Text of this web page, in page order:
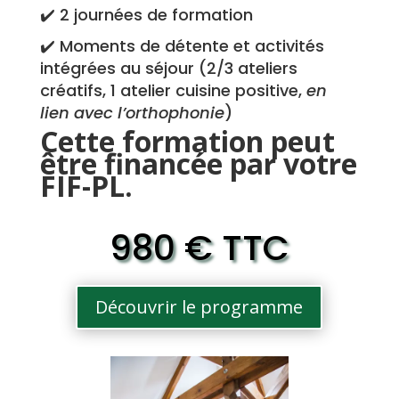
✔️ 2 journées de formation
✔️ Moments de détente et activités
intégrées au séjour (2/3 ateliers
créatifs, 1 atelier cuisine positive, en
lien avec l’orthophonie)
Cette formation peut
être financée par votre
FIF-PL.
980 € TTC
Découvrir le programme